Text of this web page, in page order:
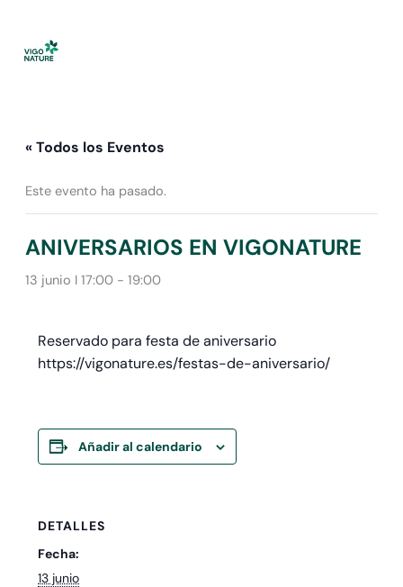
contenido
« Todos los Eventos
Este evento ha pasado.
ANIVERSARIOS EN VIGONATURE
13 junio I 17:00- 19:00
Reservado para festa de aniversario
https://vigonature.es/festas-de-aniversario/
Añadir al calendario
DETALLES
Fecha:
13 junio